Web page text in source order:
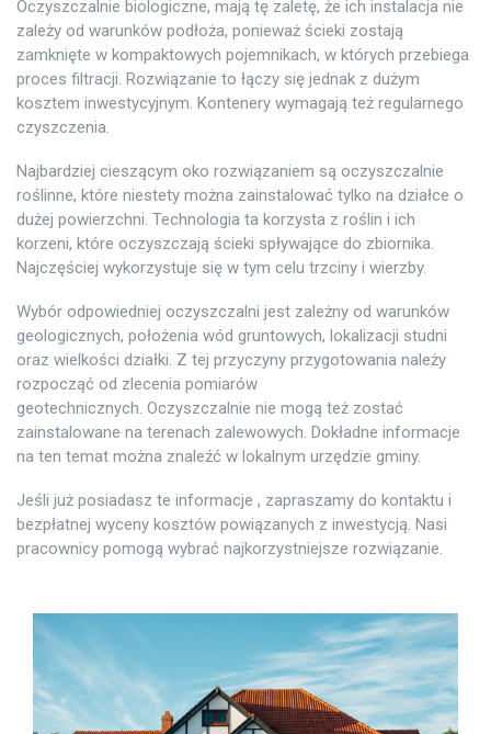
Oczyszczalnie biologiczne, mają tę zaletę, że ich instalacja nie
zależy od warunków podłoża, ponieważ ścieki zostają
zamknięte w kompaktowych pojemnikach, w których przebiega
proces filtracji. Rozwiązanie to łączy się jednak z dużym
kosztem inwestycyjnym. Kontenery wymagają też regularnego
czyszczenia.
Najbardziej cieszącym oko rozwiązaniem są oczyszczalnie
roślinne, które niestety można zainstalować tylko na działce o
dużej powierzchni. Technologia ta korzysta z roślin i ich
korzeni, które oczyszczają ścieki spływające do zbiornika.
Najczęściej wykorzystuje się w tym celu trzciny i wierzby.
Wybór odpowiedniej oczyszczalni jest zależny od warunków
geologicznych, położenia wód gruntowych, lokalizacji studni
oraz wielkości działki. Z tej przyczyny przygotowania należy
rozpocząć od zlecenia pomiarów
geotechnicznych. Oczyszczalnie nie mogą też zostać
zainstalowane na terenach zalewowych. Dokładne informacje
na ten temat można znaleźć w lokalnym urzędzie gminy.
Jeśli już posiadasz te informacje , zapraszamy do kontaktu i
bezpłatnej wyceny kosztów powiązanych z inwestycją. Nasi
pracownicy pomogą wybrać najkorzystniejsze rozwiązanie.